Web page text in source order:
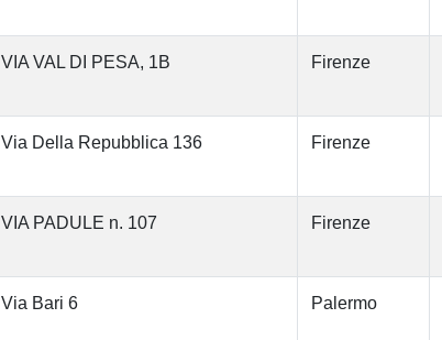
VIA VAL DI PESA, 1B Firenze
Via Della Repubblica 136 Firenze
VIA PADULE n. 107 Firenze
Via Bari 6 Palermo